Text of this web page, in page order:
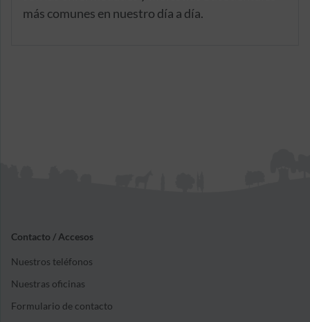
más comunes en nuestro día a día.
Contacto / Accesos
Nuestros teléfonos
Nuestras oficinas
Formulario de contacto